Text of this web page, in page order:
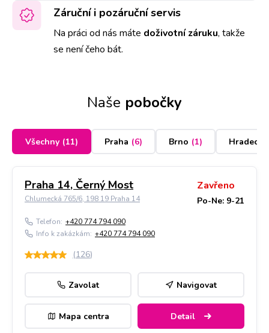
Záruční i pozáruční servis
Na práci od nás máte doživotní záruku, takže
se není čeho bát.
Naše pobočky
Všechny (11) Praha (6) Brno (1) Hradec
Praha 14, Černý Most
Chlumecká 765/6, 198 19 Praha 14
Zavřeno
Po-Ne: 9-21
Telefon: +420 774 794 090
Info k zakázkám: +420 774 794 090
(126)
Zavolat Navigovat
Mapa centra Detail